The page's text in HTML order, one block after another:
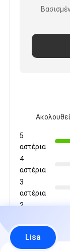
5
αστέρια
4
αστέρια
3
αστέρια
2
1
αστέρια
Lisa